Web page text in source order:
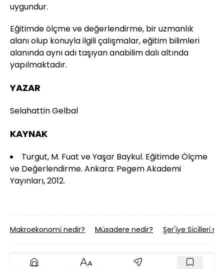
uygundur.
Eğitimde ölçme ve değerlendirme, bir uzmanlık
alanı olup konuyla ilgili çalışmalar, eğitim bilimleri
alanında aynı adı taşıyan anabilim dalı altında
yapılmaktadır.
YAZAR
Selahattin Gelbal
KAYNAK
Turgut, M. Fuat ve Yaşar Baykul. Eğitimde Ölçme
ve Değerlendirme. Ankara: Pegem Akademi
Yayınları, 2012.
Makroekonomi̇ nedir? Müsadere nedir? Şer'i̇ye Si̇ci̇lleri̇